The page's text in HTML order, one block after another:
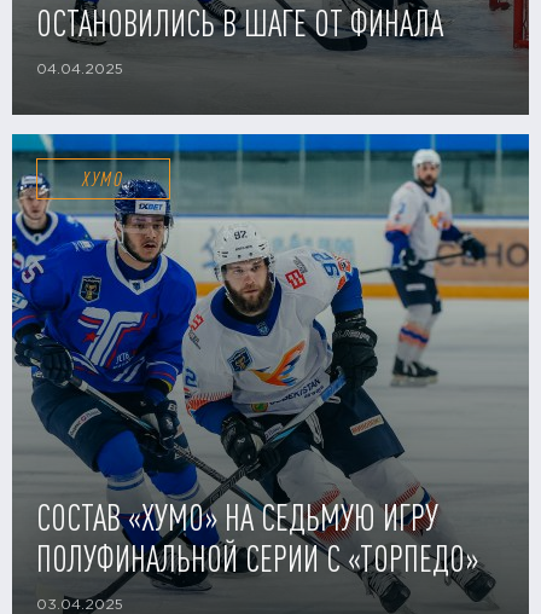
ОСТАНОВИЛИСЬ В ШАГЕ ОТ ФИНАЛА
04.04.2025
ХУМО
СОСТАВ «ХУМО» НА СЕДЬМУЮ ИГРУ
ПОЛУФИНАЛЬНОЙ СЕРИИ С «ТОРПЕДО»
03.04.2025